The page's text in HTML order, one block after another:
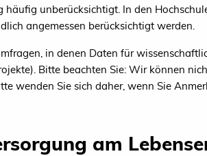
häufig unberücksichtigt. In den
angemessen berücksichtigt werden.
in denen Daten für
Bitte beachten Sie: Wir können
wenden Sie sich daher, wenn Sie
am